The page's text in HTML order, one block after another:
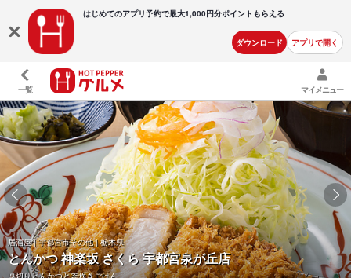
はじめてのアプリ予約で最大1,000円分ポイントもらえる
ダウンロード アプリで開く
一覧 マイメニュー
居酒屋 | 宇都宮市その他 | 栃木県
とんかつ 神楽坂 さくら 宇都宮泉が丘店
厚切りとんかつと釜炊きごはん